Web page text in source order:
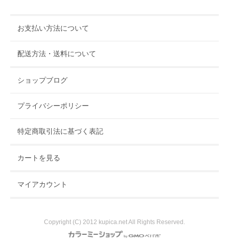
お支払い方法について
配送方法・送料について
ショップブログ
プライバシーポリシー
特定商取引法に基づく表記
カートを見る
マイアカウント
Copyright (C) 2012 kupica.net All Rights Reserved.